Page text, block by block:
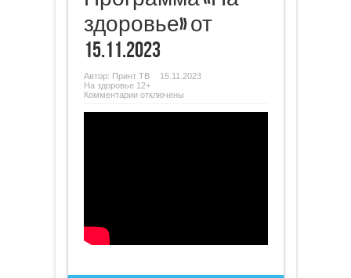
здоровье» от
15.11.2023
Автор: Принт ТВ
15.11.2023
На здоровье 12+
Комментариик
Программа
отключены